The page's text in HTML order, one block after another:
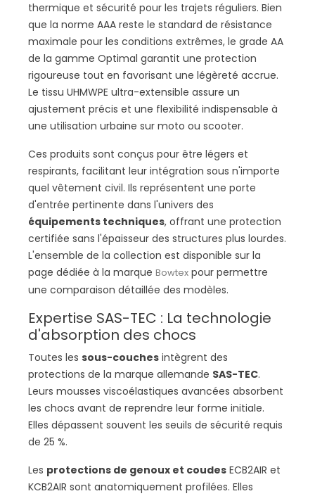
thermique et sécurité pour les trajets réguliers. Bien
que la norme AAA reste le standard de résistance
maximale pour les conditions extrêmes, le grade AA
de la gamme Optimal garantit une protection
rigoureuse tout en favorisant une légèreté accrue.
Le tissu UHMWPE ultra-extensible assure un
ajustement précis et une flexibilité indispensable à
une utilisation urbaine sur moto ou scooter.
Ces produits sont conçus pour être légers et
respirants, facilitant leur intégration sous n'importe
quel vêtement civil. Ils représentent une porte
d'entrée pertinente dans l'univers des
équipements techniques, offrant une protection
certifiée sans l'épaisseur des structures plus lourdes.
L'ensemble de la collection est disponible sur la
page dédiée à la marque Bowtex pour permettre
une comparaison détaillée des modèles.
Expertise SAS-TEC : La technologie
d'absorption des chocs
Toutes les sous-couches intègrent des
protections de la marque allemande SAS-TEC.
Leurs mousses viscoélastiques avancées absorbent
les chocs avant de reprendre leur forme initiale.
Elles dépassent souvent les seuils de sécurité requis
de 25 %.
Les protections de genoux et coudes ECB2AIR et
KCB2AIR sont anatomiquement profilées. Elles